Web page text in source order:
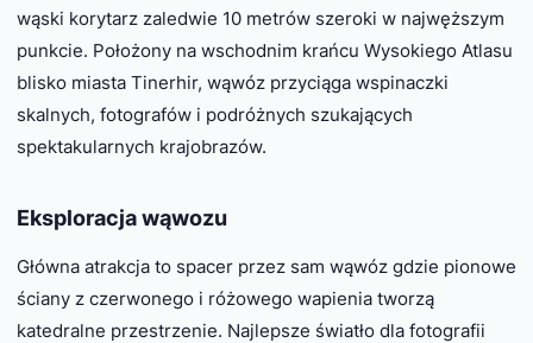
wąski korytarz zaledwie 10 metrów szeroki w najwęższym
punkcie. Położony na wschodnim krańcu Wysokiego Atlasu
blisko miasta Tinerhir, wąwóz przyciąga wspinaczki
skalnych, fotografów i podróżnych szukających
spektakularnych krajobrazów.
Eksploracja wąwozu
Główna atrakcja to spacer przez sam wąwóz gdzie pionowe
ściany z czerwonego i różowego wapienia tworzą
katedralne przestrzenie. Najlepsze światło dla fotografii